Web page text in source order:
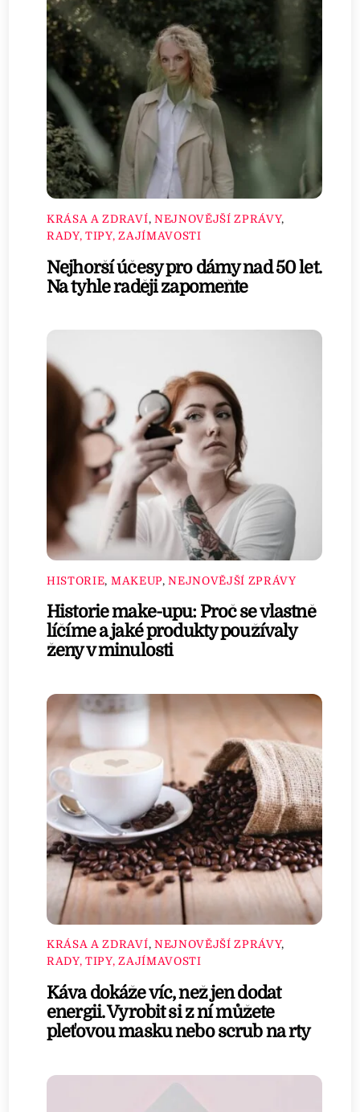
KRÁSA A ZDRAVÍ, NEJNOVĚJŠÍ ZPRÁVY,
RADY, TIPY, ZAJÍMAVOSTI
Nejhorší účesy pro dámy nad 50 let.
Na tyhle raději zapomeňte
HISTORIE, MAKEUP,NEJNOVĚJŠÍ ZPRÁVY
Historie make-upu: Proč se vlastně
líčíme a jaké produkty používaly
ženy v minulosti
KRÁSA A ZDRAVÍ, NEJNOVĚJŠÍ ZPRÁVY,
RADY, TIPY, ZAJÍMAVOSTI
Káva dokáže víc, než jen dodat
energii. Vyrobit si z ní můžete
pleťovou masku nebo scrub na rty